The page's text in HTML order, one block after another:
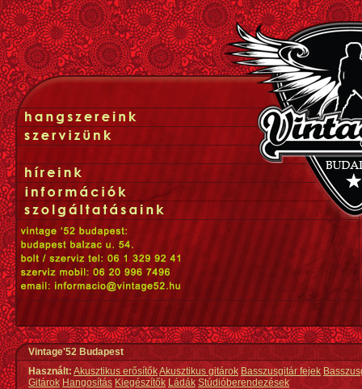
Vintage'52 Budapest
Használt: Akusztikus erősítőkAkusztikus gitárok Basszusgitár fejek
Gitárok Hangosítás Kiegészítők Ládák Stúdióberendezések